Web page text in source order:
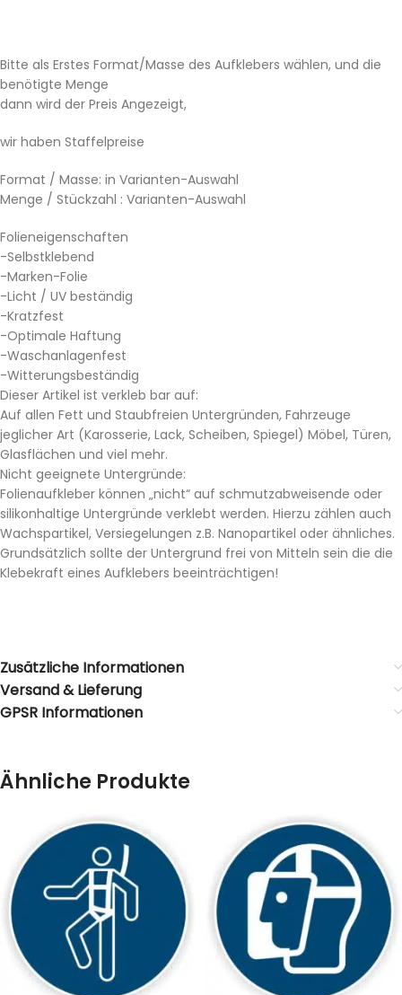
Bitte als Erstes Format/Masse des Aufklebers wählen, und die
benötigte Menge
dann wird der Preis Angezeigt,
wir haben Staffelpreise
Format / Masse: in Varianten-Auswahl
Menge / Stückzahl : Varianten-Auswahl
Folieneigenschaften
-Selbstklebend
-Marken-Folie
-Licht / UV beständig
-Kratzfest
-Optimale Haftung
-Waschanlagenfest
-Witterungsbeständig
Dieser Artikel ist verkleb bar auf:
Auf allen Fett und Staubfreien Untergründen, Fahrzeuge
jeglicher Art (Karosserie, Lack, Scheiben, Spiegel) Möbel, Türen,
Glasflächen und viel mehr.
Nicht geeignete Untergründe:
Folienaufkleber können „nicht“ auf schmutzabweisende oder
silikonhaltige Untergründe verklebt werden. Hierzu zählen auch
Wachspartikel, Versiegelungen z.B. Nanopartikel oder ähnliches.
Grundsätzlich sollte der Untergrund frei von Mitteln sein die die
Klebekraft eines Aufklebers beeinträchtigen!
Zusätzliche Informationen
Versand & Lieferung
GPSR Informationen
Ähnliche Produkte